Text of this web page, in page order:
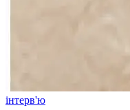
інтерв'ю